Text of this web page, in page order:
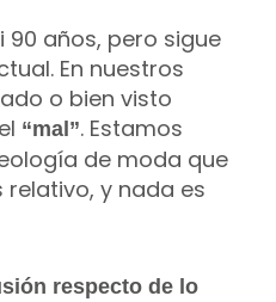
90 años, pero sigue
En nuestros
o bien visto
“mal”. Estamos
de moda que
y nada es
respecto de lo